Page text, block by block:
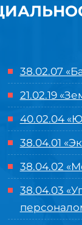
38.02.07
21.02.19
40.02.04
38.04.01
38.04.02
38.04.03